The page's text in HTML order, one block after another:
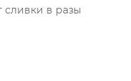
сливки в разы